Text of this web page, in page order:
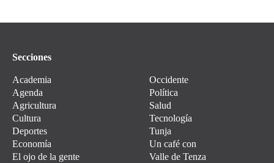
Secciones
Academia
Agenda
Agricultura
Cultura
Deportes
Economía
El ojo de la gente
Occidente
Política
Salud
Tecnología
Tunja
Un café con
Valle de Tenza